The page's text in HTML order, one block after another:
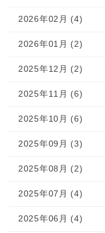
2026年02月 (4)
2026年01月 (2)
2025年12月 (2)
2025年11月 (6)
2025年10月 (6)
2025年09月 (3)
2025年08月 (2)
2025年07月 (4)
2025年06月 (4)